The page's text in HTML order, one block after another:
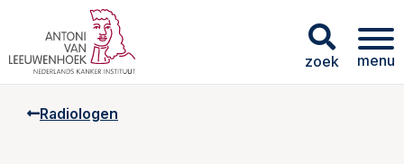
zoek menu
Radiologen